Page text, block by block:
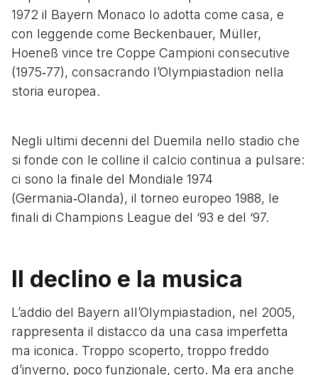
1972 il Bayern Monaco lo adotta come casa, e
con leggende come Beckenbauer, Müller,
Hoeneß vince tre Coppe Campioni consecutive
(1975‑77), consacrando l’Olympiastadion nella
storia europea.
Negli ultimi decenni del Duemila nello stadio che
si fonde con le colline il calcio continua a pulsare:
ci sono la finale del Mondiale 1974
(Germania‑Olanda), il torneo europeo 1988, le
finali di Champions League del ‘93 e del ‘97.
Il declino e la musica
L’addio del Bayern all’Olympiastadion, nel 2005,
rappresenta il distacco da una casa imperfetta
ma iconica. Troppo scoperto, troppo freddo
d’inverno, poco funzionale, certo. Ma era anche